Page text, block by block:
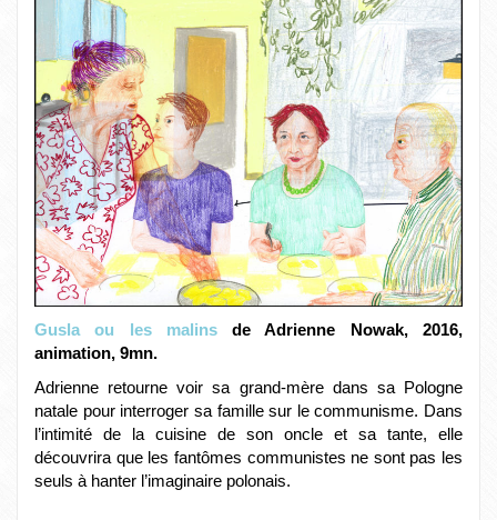
Gusla ou les malinsde Adrienne Nowak, 2016,
animation, 9mn.
Adrienne retourne voir sa grand-mère dans sa Pologne
natale pour interroger sa famille sur le communisme. Dans
l’intimité de la cuisine de son oncle et sa tante, elle
découvrira que les fantômes communistes ne sont pas les
seuls à hanter l’imaginaire polonais.